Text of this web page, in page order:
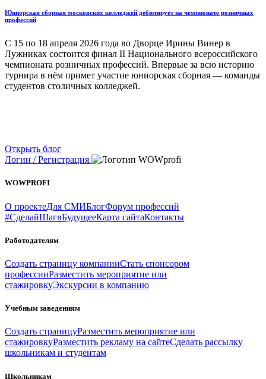
Юниорская сборная московских колледжей дебютирует на чемпионате розничных
профессий
С 15 по 18 апреля 2026 года во Дворце Ирины Винер в
Лужниках состоится финал II Национального всероссийского
чемпионата розничных профессий. Впервые за всю историю
турнира в нём примет участие юниорская сборная — команды
студентов столичных колледжей.
Открыть блог
Логин / Регистрация
WOWPROFI
О проектеДля СМИБлогФорум профессий
#СделайШагвБудущееКарта сайтаКонтакты
Работодателям
Создать страницу компанииСтать спонсором
профессииРазместить мероприятие или
стажировкуЭкскурсии в компанию
Учебным заведениям
Создать страницуРазместить мероприятие или
стажировкуРазместить рекламу на сайтеСделать рассылку
школьникам и студентам
Школьникам